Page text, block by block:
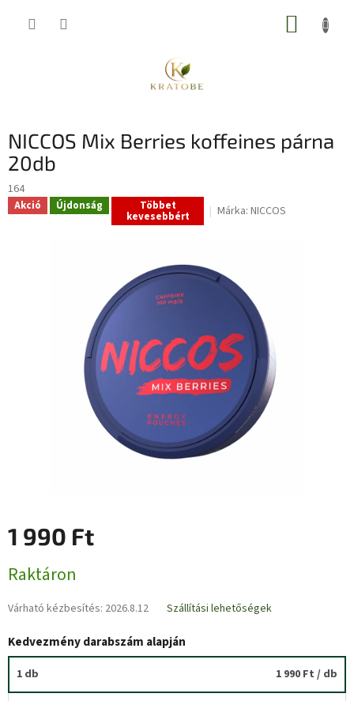
KOSÁR
NICCOS Mix Berries koffeines párna
20db
164
Akció Újdonság Többet
kevesebbért Márka: NICCOS
1 990 Ft
Raktáron
Várható kézbesítés: 2026.8.12 Szállítási lehetőségek
Kedvezmény darabszám alapján
1 db 1 990 Ft / db